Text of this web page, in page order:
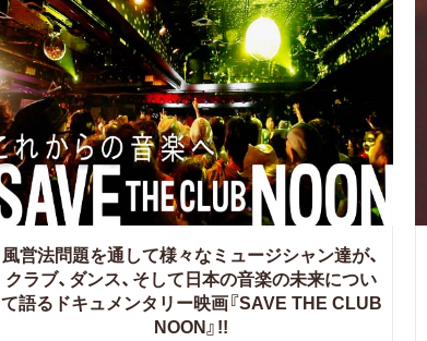
風営法問題を通して様々なミュージシャン達が、
クラブ、ダンス、そして日本の音楽の未来につい
て語るドキュメンタリー映画『SAVE THE CLUB
NOON』!!